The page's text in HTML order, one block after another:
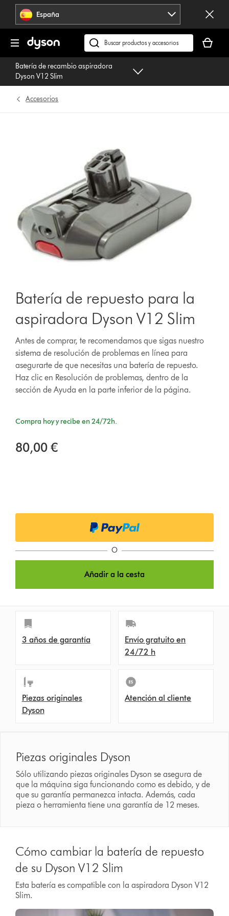
Omitir
navegación España
Buscar
en
dyson.es
cesta
está
Batería de recambio aspiradora
Dyson V12 Slim
Accesorios
Batería de repuesto para la
aspiradora Dyson V12 Slim
Antes de comprar, te recomendamos que sigas nuestro
sistema de resolución de problemas en línea para
asegurarte de que necesitas una batería de repuesto.
Haz clic en Resolución de problemas, dentro de la
sección de Ayuda en la parte inferior de la página.
Compra hoy y recibe en 24/72h.
80,00 €
O
Añadir a la cesta
3 años de garantía
Envío gratuito en
24/72 h
Piezas originales
Dyson
Atención al cliente
Piezas originales Dyson
Sólo utilizando piezas originales Dyson se asegura de
que la máquina siga funcionando como es debido, y de
que su garantía permanezca intacta. Además, cada
pieza o herramienta tiene una garantía de 12 meses.
Cómo cambiar la batería de repuesto
de su Dyson V12 Slim
Esta batería es compatible con la aspiradora Dyson V12
Slim.